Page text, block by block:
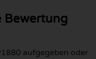
Bewertung
aufgegeben oder